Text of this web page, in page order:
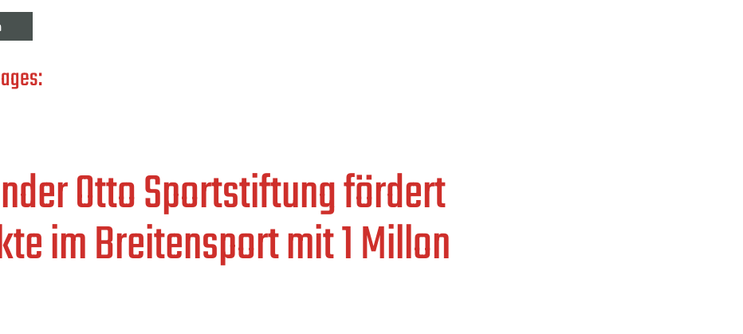
Otto Sportstiftung fördert
im Breitensport mit 1 Millon